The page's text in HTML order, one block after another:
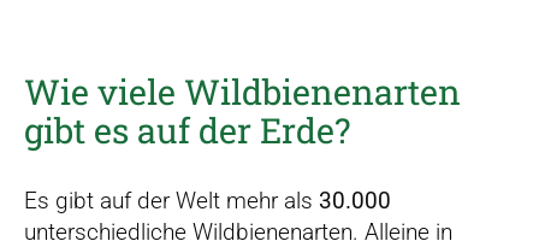
Wie viele Wildbienenarten
gibt es auf der Erde?
Es gibt auf der Welt mehr als 30.000
unterschiedliche Wildbienenarten. Alleine in